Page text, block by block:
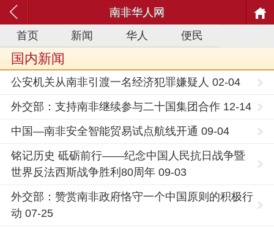
南非华人网
首页
新闻 华人 便民
国内新闻
公安机关从南非引渡一名经济犯罪嫌疑人 02-04
外交部：支持南非继续参与二十国集团合作 12-14
中国—南非安全智能贸易试点航线开通 09-04
铭记历史 砥砺前行——纪念中国人民抗日战争暨
世界反法西斯战争胜利80周年 09-03
外交部：赞赏南非政府恪守一个中国原则的积极行
动 07-25